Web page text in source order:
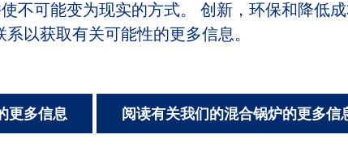
不可能变为现实的方式。 创新，环保和降低
以获取有关可能性的更多信息。
更多信息 阅读有关我们的混合锅炉的更多信